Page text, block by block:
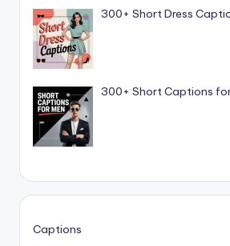
300+ Short Dress
300+ Short Captions
Captions